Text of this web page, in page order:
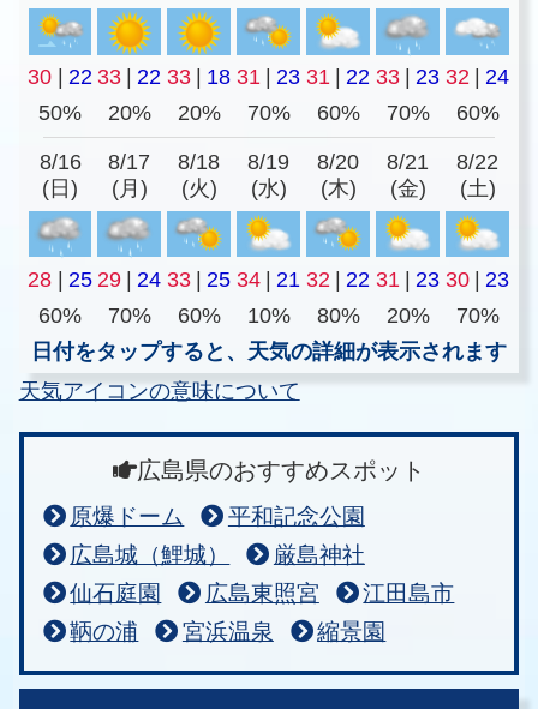
30 22 33 22 33 18 31 23 31 22 33 23 32
24
50%
20% 20% 70% 60% 70% 60%
8/16
(日)
8/17
(月)
8/18
(火)
8/19
(水)
8/20
(木)
8/21
(金)
8/22
(土)
28 | 25 29 | 24 33 | 25 34 | 21 32 | 22 31 | 23 30 | 23
60%
70% 60% 10% 80% 20%
70%
日付をタップすると、天気の詳細が表示されます
天気アイコンの意味について
広島県のおすすめスポット
原爆ドーム
平和記念公園
広島城（鯉城）
厳島神社
仙石庭園
広島東照宮
江田島市
鞆の浦
宮浜温泉 縮景園